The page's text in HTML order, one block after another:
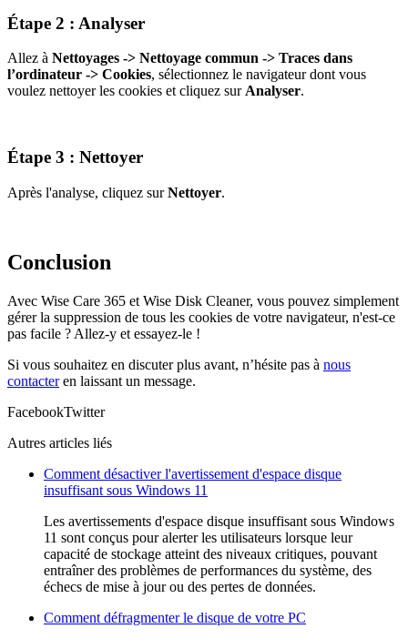
Étape 2 : Analyser
Allez à Nettoyages -> Nettoyage commun -> Traces dans
l’ordinateur -> Cookies, sélectionnez le navigateur dont vous
voulez nettoyer les cookies et cliquez sur Analyser.
Étape 3 : Nettoyer
Après l'analyse, cliquez surNettoyer.
Conclusion
Avec Wise Care 365 et Wise Disk Cleaner, vous pouvez simplement
gérer la suppression de tous les cookies de votre navigateur, n'est-ce
pas facile ? Allez-y et essayez-le !
Si vous souhaitez en discuter plus avant, n’hésite pas à nous
contacteren laissant un message.
FacebookTwitter
Autres articles liés
Comment désactiver l'avertissement d'espace disque
insuffisant sous Windows 11
Les avertissements d'espace disque insuffisant sous Windows
11 sont conçus pour alerter les utilisateurs lorsque leur
capacité de stockage atteint des niveaux critiques, pouvant
entraîner des problèmes de performances du système, des
échecs de mise à jour ou des pertes de données.
Comment défragmenter le disque de votre PC